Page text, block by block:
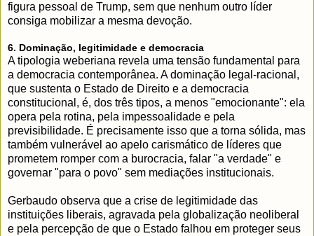
figura pessoal de Trump, sem que nenhum outro líder
consiga mobilizar a mesma devoção.
6. Dominação, legitimidade e democracia
A tipologia weberiana revela uma tensão fundamental para
a democracia contemporânea. A dominação legal-racional,
que sustenta o Estado de Direito e a democracia
constitucional, é, dos três tipos, a menos "emocionante": ela
opera pela rotina, pela impessoalidade e pela
previsibilidade. É precisamente isso que a torna sólida, mas
também vulnerável ao apelo carismático de líderes que
prometem romper com a burocracia, falar "a verdade" e
governar "para o povo" sem mediações institucionais.
Gerbaudo observa que a crise de legitimidade das
instituições liberais, agravada pela globalização neoliberal
e pela percepção de que o Estado falhou em proteger seus